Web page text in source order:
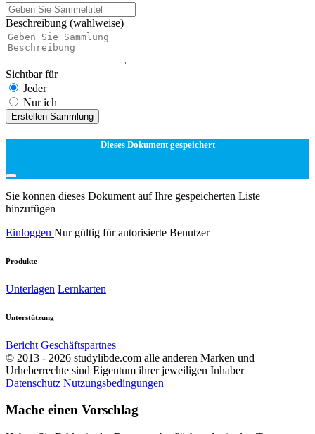
Beschreibung (wahlweise)
Sichtbar für
Jeder
Nur ich
Erstellen Sammlung
Dieses Dokument gespeichert
Sie können dieses Dokument auf Ihre gespeicherten Liste
hinzufügen
Einloggen Nur gültig für autorisierte Benutzer
Produkte
Unterlagen Lernkarten
Unterstützung
Bericht Geschäftspartnes
© 2013 - 2026 studylibde.com alle anderen Marken und
Urheberrechte sind Eigentum ihrer jeweiligen Inhaber
Datenschutz Nutzungsbedingungen
Mache einen Vorschlag